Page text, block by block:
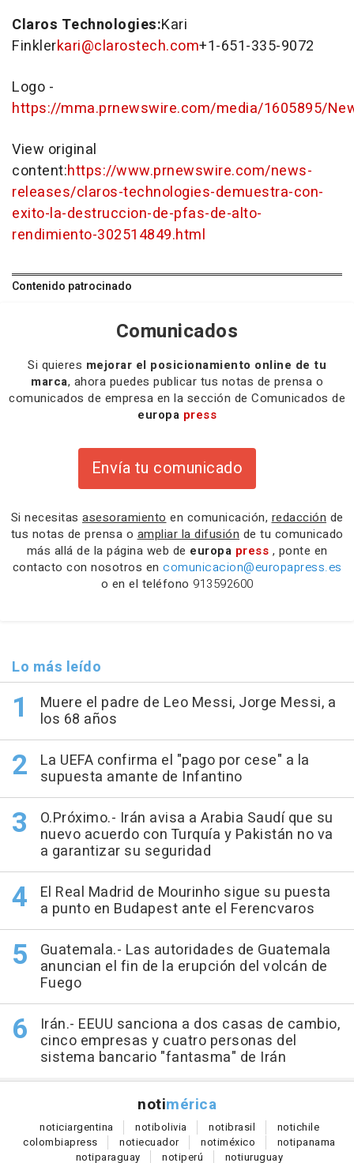
Claros Technologies:Kari
Finklerkari@clarostech.com+1-651-335-9072
Logo -
https://mma.prnewswire.com/media/1605895/
View original
content:https://www.prnewswire.com/news-
releases/claros-technologies-demuestra-con-
exito-la-destruccion-de-pfas-de-alto-
rendimiento-302514849.html
Contenido patrocinado
Comunicados
Si quieres mejorar el posicionamiento online de tu
marca, ahora puedes publicar tus notas de prensa o
comunicados de empresa en la sección de Comunicados de
europa press
Envía tu comunicado
Si necesitas asesoramiento en comunicación, redacción de
tus notas de prensa o ampliar la difusión de tu comunicado
más allá de la página web de europa press , ponte en
contacto con nosotros en comunicacion@europapress.es
o en el teléfono 913592600
Lo más leído
Muere el padre de Leo Messi, Jorge Messi, a
los 68 años
La UEFA confirma el "pago por cese" a la
supuesta amante de Infantino
O.Próximo.- Irán avisa a Arabia Saudí que su
nuevo acuerdo con Turquía y Pakistán no va
a garantizar su seguridad
El Real Madrid de Mourinho sigue su puesta
a punto en Budapest ante el Ferencvaros
Guatemala.- Las autoridades de Guatemala
anuncian el fin de la erupción del volcán de
Fuego
Irán.- EEUU sanciona a dos casas de cambio,
cinco empresas y cuatro personas del
sistema bancario "fantasma" de Irán
notimérica
noticiargentina notibolivia notibrasil notichile
colombiapress notiecuador notiméxico notipanama
notiparaguay notiperú notiuruguay